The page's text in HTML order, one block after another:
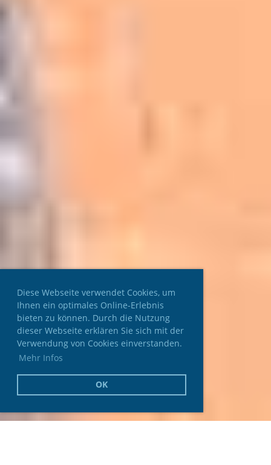
Diese Webseite verwendet Cookies, um
Ihnen ein optimales Online-Erlebnis
bieten zu können. Durch die Nutzung
dieser Webseite erklären Sie sich mit der
Verwendung von Cookies einverstanden.
Mehr Infos
OK